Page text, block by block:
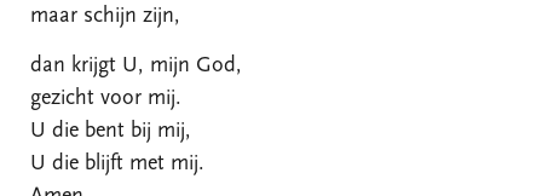
maar schijn zijn,
dan krijgt U, mijn God,
gezicht voor mij.
U die bent bij mij,
U die blijft met mij.